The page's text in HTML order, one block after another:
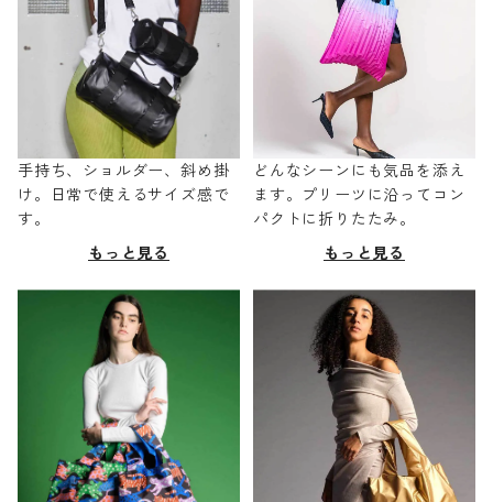
手持ち、ショルダー、斜め掛
け。日常で使えるサイズ感で
す。
もっと見る
どんなシーンにも気品を添え
ます。プリーツに沿ってコン
パクトに折りたたみ。
もっと見る